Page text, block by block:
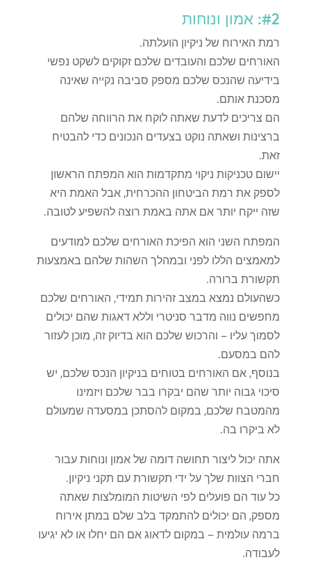
#2: אמון ונוחות
רמת האירוח של ניקיון הועלתה.
האורחים שלכם והעובדים שלכם זקוקים לשקט נפשי
בידיעה שהנכס שלכם מספק סביבה נקייה שאינה
מסכנת אותם.
הם צריכים לדעת שאתה לוקח את הרווחה שלהם
ברצינות ושאתה נוקט בצעדים הנכונים כדי להבטיח
זאת.
יישום טכניקות ניקוי מתקדמות הוא המפתח הראשון
לספק את רמת הביטחון ההכרחית, אבל האמת היא
שזה ייקח יותר אם אתה באמת רוצה להשפיע לטובה.
המפתח השני הוא הפיכת האורחים שלכם למודעים
למאמצים הללו לפני ובמהלך השהות שלהם באמצעות
תקשורת ברורה.
כשהעולם נמצא במצב זהירות תמידי, האורחים שלכם
מחפשים נווה מדבר סניטרי וללא דאגות שהם יכולים
לסמוך עליו – והרכוש שלכם הוא בדיוק זה, מוכן לעזור
להם במסעם.
בנוסף, אם האורחים בטוחים בניקיון הנכס שלכם, יש
סיכוי גבוה יותר שהם יבקרו בבר שלכם ויזמינו
מהמטבח שלכם, במקום להסתכן במסעדה שמעולם
לא ביקרו בה.
אתה יכול ליצור תחושה דומה של אמון ונוחות עבור
חברי הצוות שלך על ידי תקשורת עם תקני ניקיון.
כל עוד הם פועלים לפי השיטות המומלצות שאתה
מספק, הם יכולים להתמקד בלב שלם במתן אירוח
ברמה עולמית – במקום לדאוג אם הם יחלו או לא יגיעו
לעבודה.